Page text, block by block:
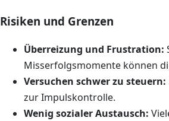
Risiken und Grenzen
Überreizung und Frustration:
Misserfolgsmomente können
Versuchen schwer zu steuern:
zur Impulskontrolle.
Wenig sozialer Austausch: